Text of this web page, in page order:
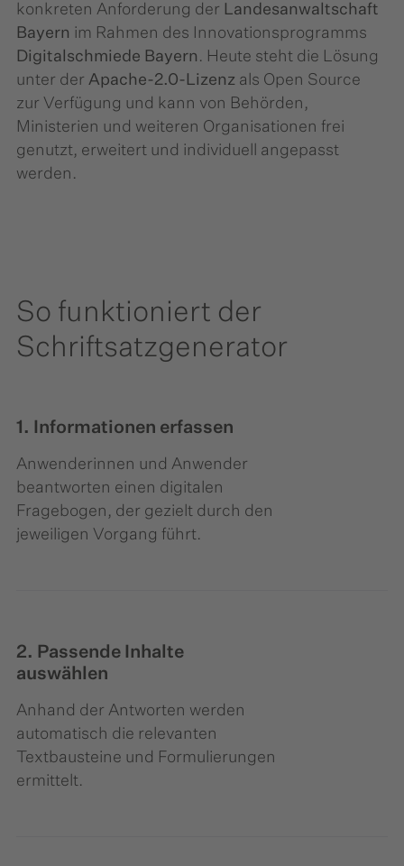
konkreten Anforderung der Landesanwaltschaft
Bayern im Rahmen des Innovationsprogramms
Digitalschmiede Bayern . Heute steht die Lösung
unter der Apache-2.0-Lizenz als Open Source
zur Verfügung und kann von Behörden,
Ministerien und weiteren Organisationen frei
genutzt, erweitert und individuell angepasst
werden.
So funktioniert der
Schriftsatzgenerator
1. Informationen erfassen
Anwenderinnen und Anwender
beantworten einen digitalen
Fragebogen, der gezielt durch den
jeweiligen Vorgang führt.
2. Passende Inhalte
auswählen
Anhand der Antworten werden
automatisch die relevanten
Textbausteine und Formulierungen
ermittelt.